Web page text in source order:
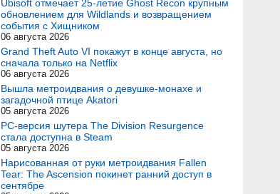
Ubisoft отмечает 25-летие Ghost Recon крупным
обновлением для Wildlands и возвращением
события с Хищником
06 августа 2026
Grand Theft Auto VI покажут в конце августа, но
сначала только на Netflix
06 августа 2026
Вышла метроидвания о девушке-монахе и
загадочной птице Akatori
05 августа 2026
PC-версия шутера The Division Resurgence
стала доступна в Steam
05 августа 2026
Нарисованная от руки метроидвания Fallen
Tear: The Ascension покинет ранний доступ в
сентябре